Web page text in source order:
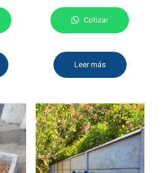
Cotizar
Leer más